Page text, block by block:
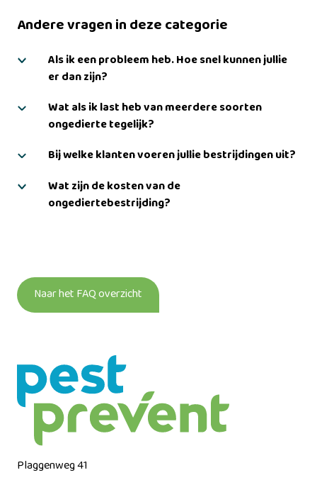
Andere vragen in deze categorie
Als ik een probleem heb. Hoe snel kunnen jullie
er dan zijn?
Wat als ik last heb van meerdere soorten
ongedierte tegelijk?
Bij welke klanten voeren jullie bestrijdingen uit?
Wat zijn de kosten van de
ongediertebestrijding?
Naar het FAQ overzicht
Plaggenweg 41